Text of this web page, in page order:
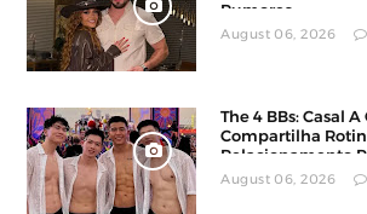
Rumores
August 06, 2026
The 4 BBs: Casal
Compartilha
Relacionamento
August 06, 2026